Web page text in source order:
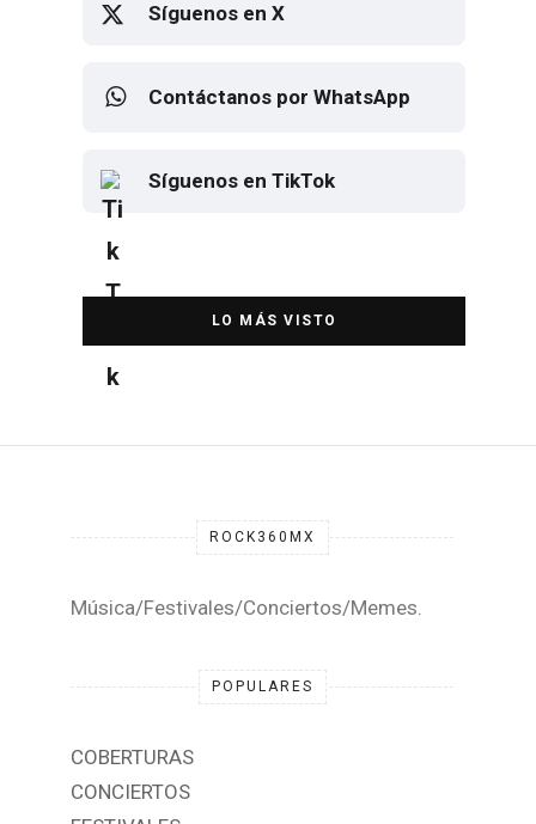
Síguenos en X
Contáctanos por WhatsApp
Síguenos en TikTok
DESTACADA
Elton John regresa a CDMX para
ROCK360MX
Música/Festivales/Conciertos/Memes.
POPULARES
COBERTURAS
CONCIERTOS